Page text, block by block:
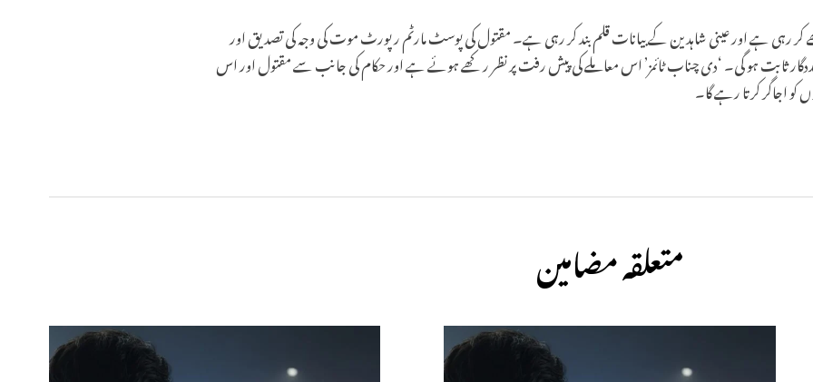
کر رہی ہے اور عینی شاہدین کے بیانات قلم بند کر رہی ہے۔ مقتول کی پوسٹ مارٹم رپورٹ موت کی وجہ کی تصدیق اور
ثابت ہو گی۔ ‘دی چناب ٹائمز’ اس معاملے کی پیش رفت پر نظر رکھے ہوئے ہے اور حکام کی جانب سے مقتول اور اس
اجاگر کرتا رہے گا۔
متعلقہ مضامین